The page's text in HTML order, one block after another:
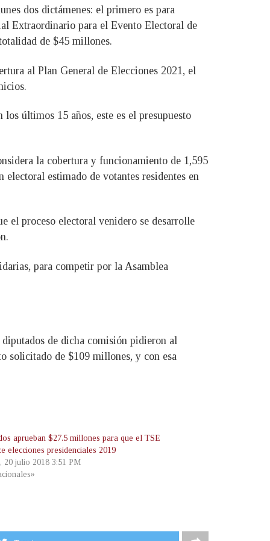
dos dictámenes: el primero es para
Extraordinario para el Evento Electoral de
de $45 millones.
al Plan General de Elecciones 2021, el
últimos 15 años, este es el presupuesto
la cobertura y funcionamiento de 1,595
estimado de votantes residentes en
el proceso electoral venidero se desarrolle
para competir por la Asamblea
de dicha comisión pidieron al
solicitado de $109 millones, y con esa
aprueban $27.5 millones para que el TSE
elecciones presidenciales 2019
20 julio 2018 3:51 PM